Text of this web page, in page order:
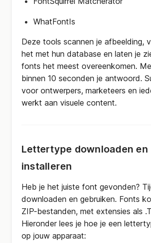
WhatFontIs
Deze tools scannen je afbeelding,
het met hun database en laten je
fonts het meest overeenkomen.
binnen 10 seconden je antwoord.
voor ontwerpers, marketeers en
werkt aan visuele content.
Lettertype downloaden en
installeren
Heb je het juiste font gevonden?
downloaden en gebruiken. Fonts
ZIP-bestanden, met extensies als
Hieronder lees je hoe je een
op jouw apparaat: